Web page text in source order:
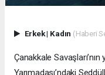
Erkek| Kadın (Haberi
Çanakkale
Yarımadası’ndaki